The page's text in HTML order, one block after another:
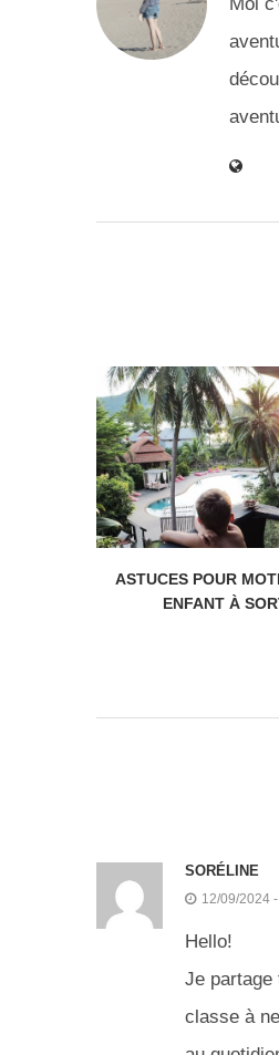
ASTUCES POUR
ENFANT À
SORÉLINE
12/09/2024
Hello!
Je partage
classe à